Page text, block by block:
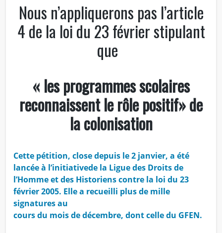
Nous n’appliquerons pas l’article
4 de la loi du 23 février stipulant
que
« les programmes scolaires
reconnaissent le rôle positif» de
la colonisation
Cette pétition, close depuis le 2 janvier, a été
lancée à l’initiativede la Ligue des Droits de
l’Homme et des Historiens contre la loi du 23
février 2005. Elle a recueilli plus de mille
signatures au
cours du mois de décembre, dont celle du GFEN.